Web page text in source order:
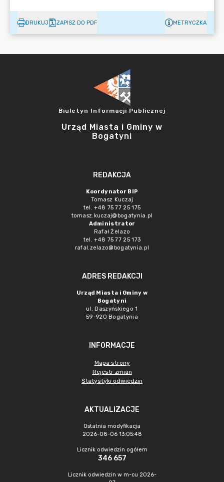
DRUKUJ ZAPISZ DO PDF METRYCZKA
Biuletyn Informacji Publicznej
Urząd Miasta i Gminy w
Bogatyni
REDAKCJA
Koordynator BIP
Tomasz Kuczaj
tel. +48 75 77 25 175
tomasz.kuczaj@bogatynia.pl
Administrator
Rafał Żelazo
tel. +48 75 77 25 173
rafal.zelazo@bogatynia.pl
ADRES REDAKCJI
Urząd Miasta i Gminy w
Bogatyni
ul. Daszyńskiego 1
59-920 Bogatynia
INFORMACJE
Mapa strony
Rejestr zmian
Statystyki odwiedzin
AKTUALIZACJE
Ostatnia modyfikacja
2026-08-06 13:05:48
Licznik odwiedzin ogółem
346 657
Licznik odwiedzin w m-cu 2026-